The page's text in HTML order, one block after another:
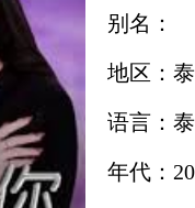
别名：
地区：
语言：
年代：